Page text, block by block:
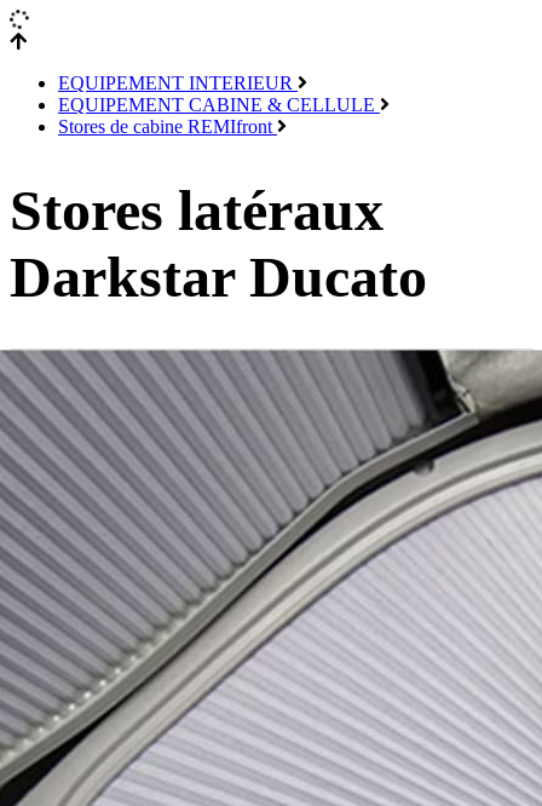
EQUIPEMENT INTERIEUR
EQUIPEMENT CABINE & CELLULE
Stores de cabine REMIfront
Stores latéraux
Darkstar Ducato